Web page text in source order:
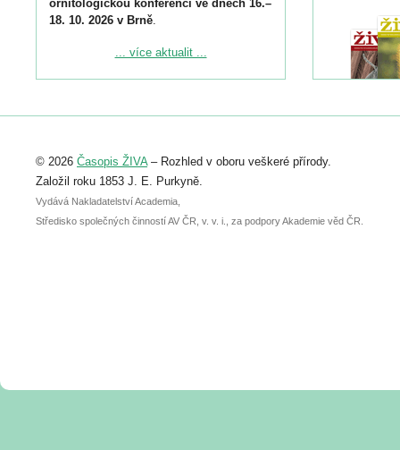
ornitologickou konferenci ve dnech 16.–
18. 10. 2026 v Brně.
Podrobnější informace ke konferenci
Registrovat se můžete do 6. září.
abstraktu přihlášené přednášky nebo
posteru je už 30. června.
... více aktualit ...
© 2026 Časopis ŽIVA– Rozhled v oboru veškeré přírody.
Založil roku 1853 J. E. Purkyně.
Vydává Nakladatelství Academia,
Středisko společných činností AV ČR, v. v. i., za podpory Akademie věd ČR.